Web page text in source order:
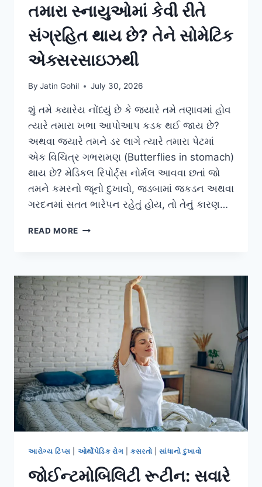
તમારા સ્નાયુઓમાં કેવી રીતે
સંગ્રહિત થાય છે? તેને સોમેટિક
એક્સરસાઇઝથી
By Jatin Gohil July 30, 2026
શું તમે ક્યારેય નોંધ્યું છે કે જ્યારે તમે તણાવમાં હોવ
ત્યારે તમારા ખભા આપોઆપ કડક થઈ જાય છે?
અથવા જ્યારે તમને ડર લાગે ત્યારે તમારા પેટમાં
એક વિચિત્ર ગભરામણ (Butterflies in stomach)
થાય છે? મેડિકલ રિપોર્ટ્સ નોર્મલ આવવા છતાં જો
તમને કમરનો જૂનો દુખાવો, જડબામાં જકડન અથવા
ગરદનમાં સતત ભારેપન રહેતું હોય, તો તેનું કારણ…
READ MORE માનસિક
સ્નાયુઓમાં
કેવી
રીતે
સંગ્રહિત
થાય
છે?
તેને
સોમેટિક
એક્સરસાઇઝથી
આરોગ્ય ટિપ્સ ઓર્થોપેડિક રોગ |કસરતો |સાંધાનો દુખાવો
જોઈન્ટમોબિલિટી રૂટીન: સવારે